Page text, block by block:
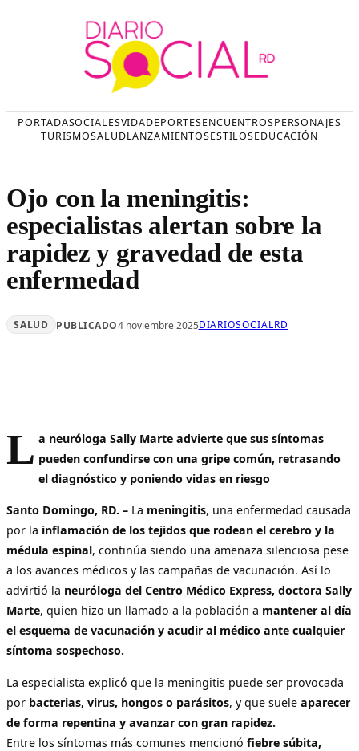
PORTADASOCIALESVIDADEPORTESENCUENTROSPERSONAJES
TURISMOSALUDLANZAMIENTOSESTILOSEDUCACIÓN
Ojo con la meningitis:
especialistas alertan sobre la
rapidez y gravedad de esta
enfermedad
SALUD PUBLICADO4 noviembre 2025DIARIOSOCIALRD
L a neuróloga Sally Marte advierte que sus síntomas
pueden confundirse con una gripe común, retrasando
el diagnóstico y poniendo vidas en riesgo
Santo Domingo, RD. – La meningitis, una enfermedad causada
por la inflamación de los tejidos que rodean el cerebro y la
médula espinal, continúa siendo una amenaza silenciosa pese
a los avances médicos y las campañas de vacunación. Así lo
advirtió la neuróloga del Centro Médico Express, doctora Sally
Marte, quien hizo un llamado a la población a mantener al día
el esquema de vacunación y acudir al médico ante cualquier
síntoma sospechoso.
La especialista explicó que la meningitis puede ser provocada
por bacterias, virus, hongos o parásitos, y que suele aparecer
de forma repentina y avanzar con gran rapidez.
Entre los síntomas más comunes mencionó fiebre súbita,